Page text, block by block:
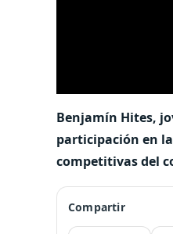
Benjamín Hites,
participación en
competitivas del
Compartir